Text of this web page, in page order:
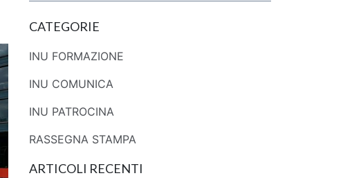
CATEGORIE
INU FORMAZIONE
INU COMUNICA
INU PATROCINA
RASSEGNA STAMPA
ARTICOLI RECENTI